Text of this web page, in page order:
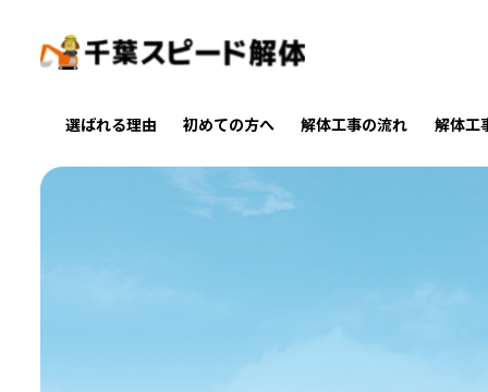
選ばれる理由 初めての方へ 解体工事の流れ 解体工